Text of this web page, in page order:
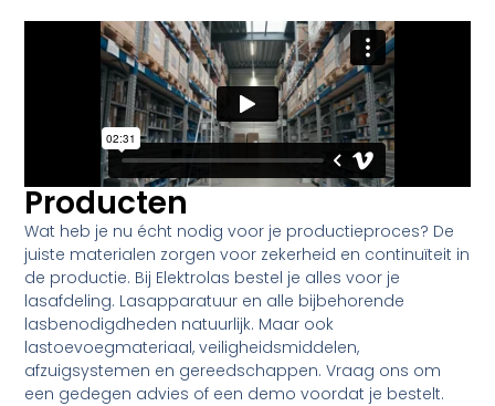
Producten
Wat heb je nu écht nodig voor je productieproces? De
juiste materialen zorgen voor zekerheid en continuïteit in
de productie. Bij Elektrolas bestel je alles voor je
lasafdeling. Lasapparatuur en alle bijbehorende
lasbenodigdheden natuurlijk. Maar ook
lastoevoegmateriaal, veiligheidsmiddelen,
afzuigsystemen en gereedschappen. Vraag ons om
een gedegen advies of een demo voordat je bestelt.